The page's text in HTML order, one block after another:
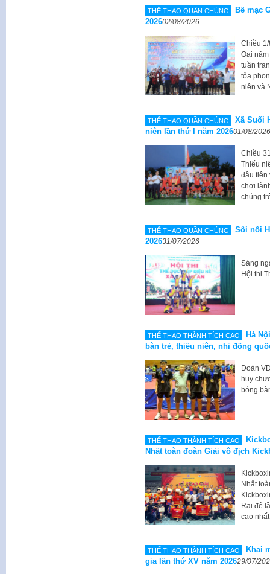
THỂ THAO QUẦN CHÚNG
Bế mạc
202602/08/2026
Chiều
Oai
tuần
tỏa
niên và
THỂ THAO QUẦN CHÚNG
Xã Suối
niên lần thứ I năm 202601/08/2026
Chiều
Thiếu
đầu tiên
chơi
chúng
THỂ THAO QUẦN CHÚNG
Sôi nổi
202631/07/2026
Sáng
Hội thi
THẾ THAO THÀNH TÍCH CAO
Hà
bàn trẻ, thiếu niên, nhi đồng
Đoàn
huy
bóng
THẾ THAO THÀNH TÍCH CAO
Nhất toàn đoàn Giải vô địch
Nhất
Rai để
cao
THẾ THAO THÀNH TÍCH CAO
Khai
gia lần thứ XV năm 202629/07/